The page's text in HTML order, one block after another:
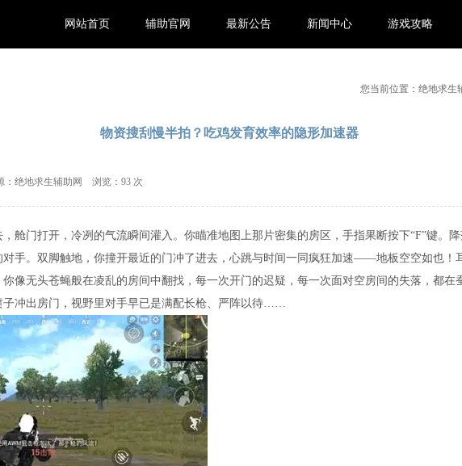
网站首页 辅助官网 最新公告 新闻中心 游戏攻略
您当前位置： 绝地求生
物资搜刮慢半拍？吃鸡发育效率的隐形加速器
：绝地求生辅助网 浏览： 93 次
，舱门打开，冷冽的气流瞬间灌入。你瞄准地图上那片密集的房区，手指果断按下“F”键。降
对手。双脚触地，你撞开最近的门冲了进去，心跳与时间一同疯狂加速——地板空空如也！
像无头苍蝇般在凌乱的房间中翻找，每一次开门的迟疑，每一次面对空房间的失落，都在
子冲出房门，视野里对手早已是满配长枪、严阵以待……